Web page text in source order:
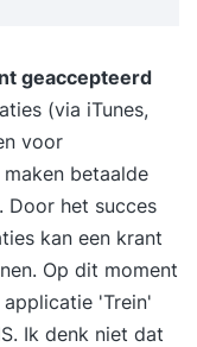
geaccepteerd
(via iTunes,
voor
maken betaalde
Door het succes
kan een krant
Op dit moment
'Trein'
Ik denk niet dat